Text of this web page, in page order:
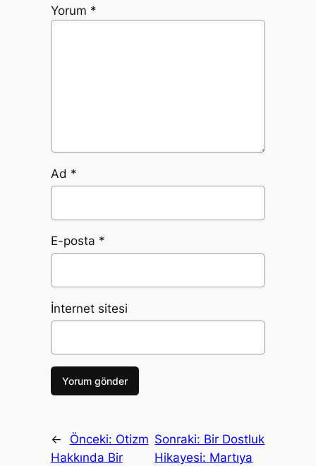
Yorum *
Ad *
E-posta *
İnternet sitesi
← Önceki: Otizm
Hakkında Bir
Sonraki: Bir Dostluk
Hikayesi: Martıya